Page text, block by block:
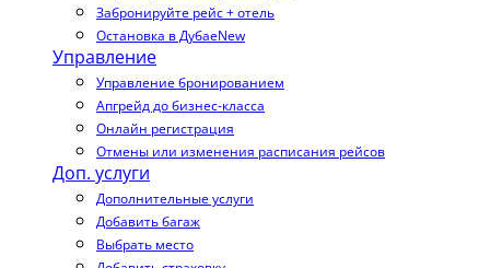
Забронируйте рейс + отель
Остановка в ДубаеNew
Управление
Управление бронированием
Апгрейд до бизнес-класса
Онлайн регистрация
Отмены или изменения расписания рейсов
Доп. услуги
Дополнительные услуги
Добавить багаж
Выбрать место